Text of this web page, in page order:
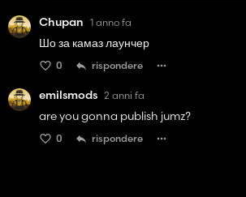
Chupan 1 anno fa
Шо за камаз лаунчер
0 rispondere
emilsmods 2 anni fa
are you gonna publish jumz?
0 rispondere